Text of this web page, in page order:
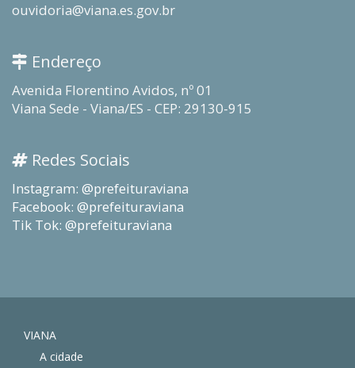
ouvidoria@viana.es.gov.br
Endereço
Avenida Florentino Avidos, nº 01
Viana Sede - Viana/ES - CEP: 29130-915
Redes Sociais
Instagram: @prefeituraviana
Facebook: @prefeituraviana
Tik Tok: @prefeituraviana
VIANA
A cidade